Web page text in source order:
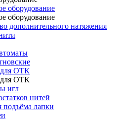
оборудование
оборудование
дополнительного натяжения
для ОТК
для ОТК
игл
нитей
лапки